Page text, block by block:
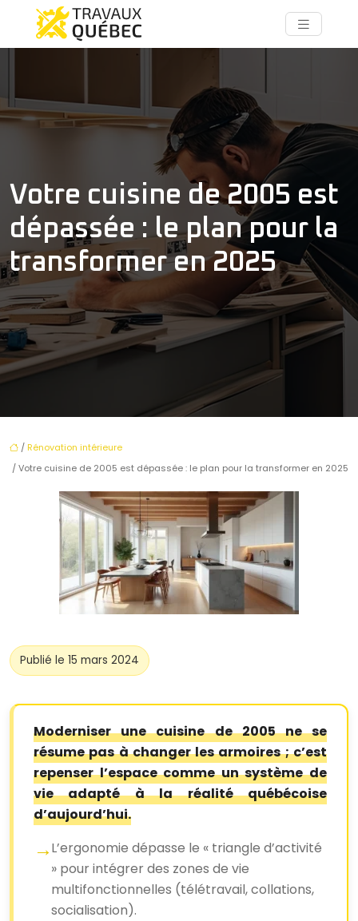
Votre cuisine de 2005 est
dépassée : le plan pour la
transformer en 2025
/ Rénovation intérieure
/ Votre cuisine de 2005 est dépassée : le plan pour la transformer en 2025
Publié le 15 mars 2024
Moderniser une cuisine de 2005 ne se
résume pas à changer les armoires ; c’est
repenser l’espace comme un système de
vie adapté à la réalité québécoise
d’aujourd’hui.
L’ergonomie dépasse le « triangle d’activité
» pour intégrer des zones de vie
multifonctionnelles (télétravail, collations,
socialisation).